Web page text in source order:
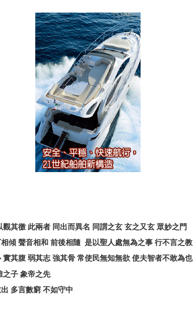
觀其徼 此兩者 同出而異名 同謂之玄 玄之又玄 眾妙之門
傾 聲音相和 前後相隨 是以聖人處無為之事 行不言之教
實其腹 弱其志 強其骨 常使民無知無欲 使夫智者不敢為也
之子 象帝之先
多言數窮 不如守中